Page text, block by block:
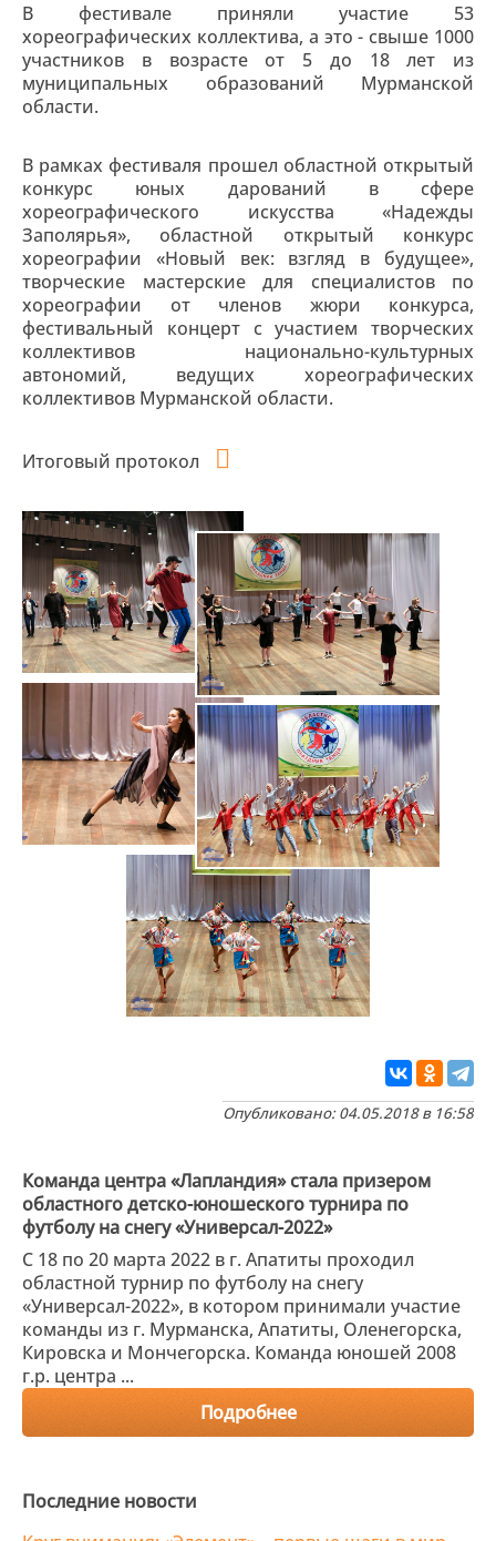
В фестивале приняли участие 53
хореографических коллектива, а это - свыше 1000
участников в возрасте от 5 до 18 лет из
муниципальных образований Мурманской
области.
В рамках фестиваля прошел областной открытый
конкурс юных дарований в сфере
хореографического искусства «Надежды
Заполярья», областной открытый конкурс
хореографии «Новый век: взгляд в будущее»,
творческие мастерские для специалистов по
хореографии от членов жюри конкурса,
фестивальный концерт с участием творческих
коллективов национально-культурных
автономий, ведущих хореографических
коллективов Мурманской области.
Итоговый протокол
Опубликовано: 04.05.2018 в 16:58
Команда центра «Лапландия» стала призером
областного детско-юношеского турнира по
футболу на снегу «Универсал-2022»
С 18 по 20 марта 2022 в г. Апатиты проходил
областной турнир по футболу на снегу
«Универсал-2022», в котором принимали участие
команды из г. Мурманска, Апатиты, Оленегорска,
Кировска и Мончегорска. Команда юношей 2008
г.р. центра ...
Подробнее
Последние новости